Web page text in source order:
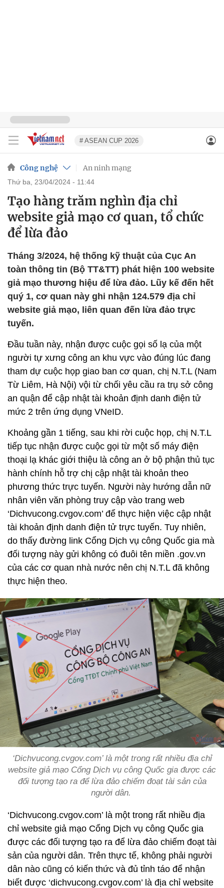
# ASEAN CUP 2026
Công nghệ An ninh mạng
thứ ba, 23/04/2024 - 11:44
Tạo hàng trăm nghìn địa chỉ
website giả mạo cơ quan, tổ chức
để lừa đảo
Tháng 3/2024, hệ thống kỹ thuật của Cục An
toàn thông tin (Bộ TT&TT) phát hiện 100 website
giả mạo thương hiệu để lừa đảo. Lũy kế đến hết
quý 1, cơ quan này ghi nhận 124.579 địa chỉ
website giả mạo, liên quan đến lừa đảo trực
tuyến.
Đầu tuần này, nhận được cuộc gọi số lạ của một
người tự xưng công an khu vực vào đúng lúc đang
tham dự cuộc họp giao ban cơ quan, chị N.T.L (Nam
Từ Liêm, Hà Nội) vội từ chối yêu cầu ra trụ sở công
an quận để cập nhật tài khoản định danh điện tử
mức 2 trên ứng dụng VNeID.
Khoảng gần 1 tiếng, sau khi rời cuộc họp, chị N.T.L
tiếp tục nhận được cuộc gọi từ một số máy điện
thoại lạ khác giới thiệu là công an ở bộ phận thủ tục
hành chính hỗ trợ chị cập nhật tài khoản theo
phương thức trực tuyến. Người này hướng dẫn nữ
nhân viên văn phòng truy cập vào trang web
‘Dichvucong.cvgov.com’ để thực hiện việc cập nhật
tài khoản định danh điện tử trực tuyến. Tuy nhiên,
do thấy đường link Cổng Dịch vụ công Quốc gia mà
đối tượng này gửi không có đuôi tên miền .gov.vn
của các cơ quan nhà nước nên chị N.T.L đã không
thực hiện theo.
‘Dichvucong.cvgov.com’ là một trong rất nhiều địa chỉ
website giả mạo Cổng Dịch vụ công Quốc gia được các
đối tượng tạo ra để lừa đảo chiếm đoạt tài sản của
người dân.
‘Dichvucong.cvgov.com’ là một trong rất nhiều địa
chỉ website giả mạo Cổng Dịch vụ công Quốc gia
được các đối tượng tạo ra để lừa đảo chiếm đoạt tài
sản của người dân. Trên thực tế, không phải người
dân nào cũng có kiến thức và đủ tỉnh táo để nhận
biết được ‘dichvucong.cvgov.com’ là địa chỉ website